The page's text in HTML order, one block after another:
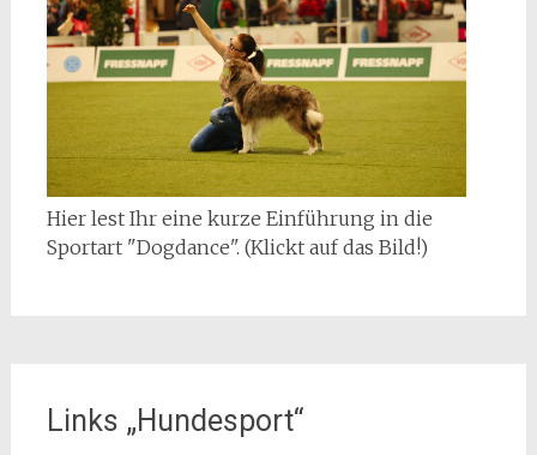
Hier lest Ihr eine kurze Einführung in die
Sportart "Dogdance". (Klickt auf das Bild!)
Links „Hundesport“